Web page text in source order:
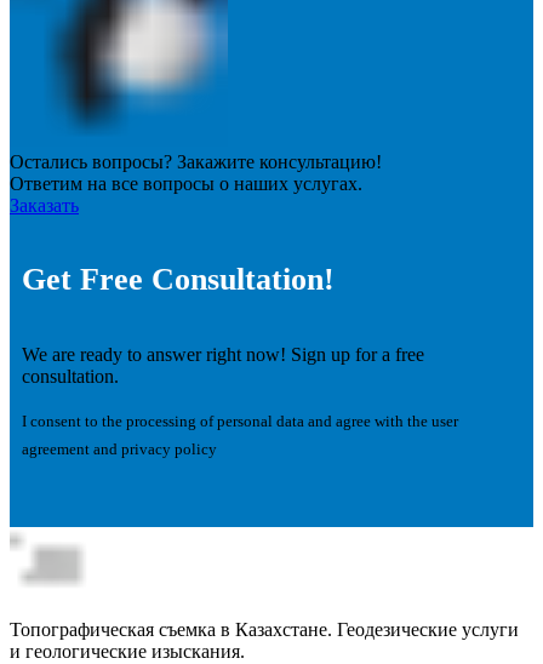
Остались вопросы? Закажите консультацию!
Ответим на все вопросы о наших услугах.
Заказать
Get Free Consultation!
We are ready to answer right now! Sign up for a free
consultation.
I consent to the processing of personal data and agree with the user
agreement and privacy policy
Топографическая съемка в Казахстане. Геодезические услуги
и геологические изыскания.